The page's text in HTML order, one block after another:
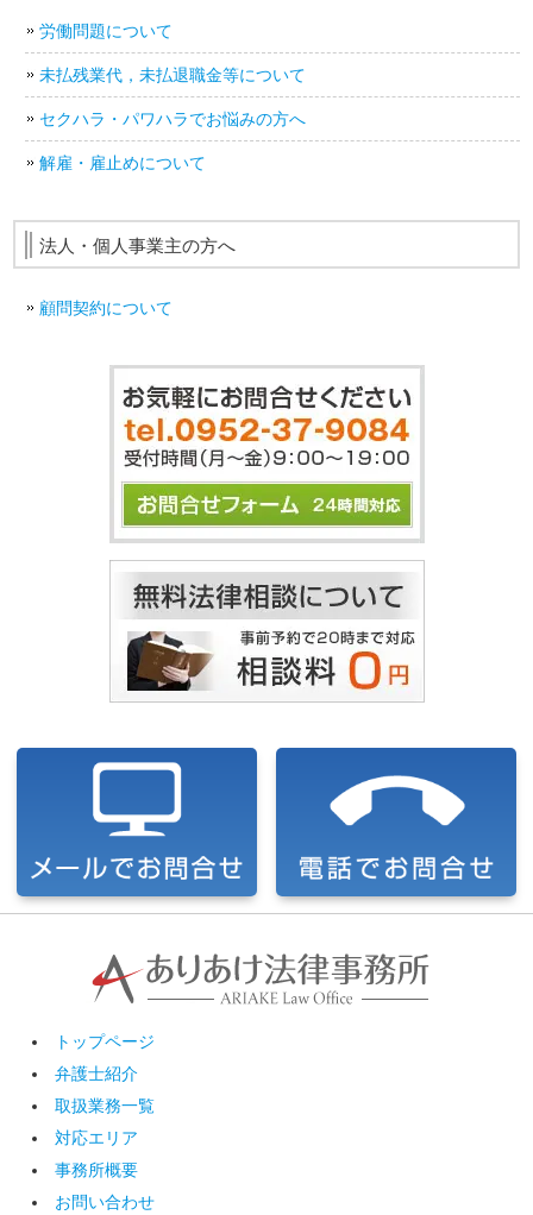
労働問題について
未払残業代，未払退職金等について
セクハラ・パワハラでお悩みの方へ
解雇・雇止めについて
法人・個人事業主の方へ
顧問契約について
トップページ
弁護士紹介
取扱業務一覧
対応エリア
事務所概要
お問い合わせ